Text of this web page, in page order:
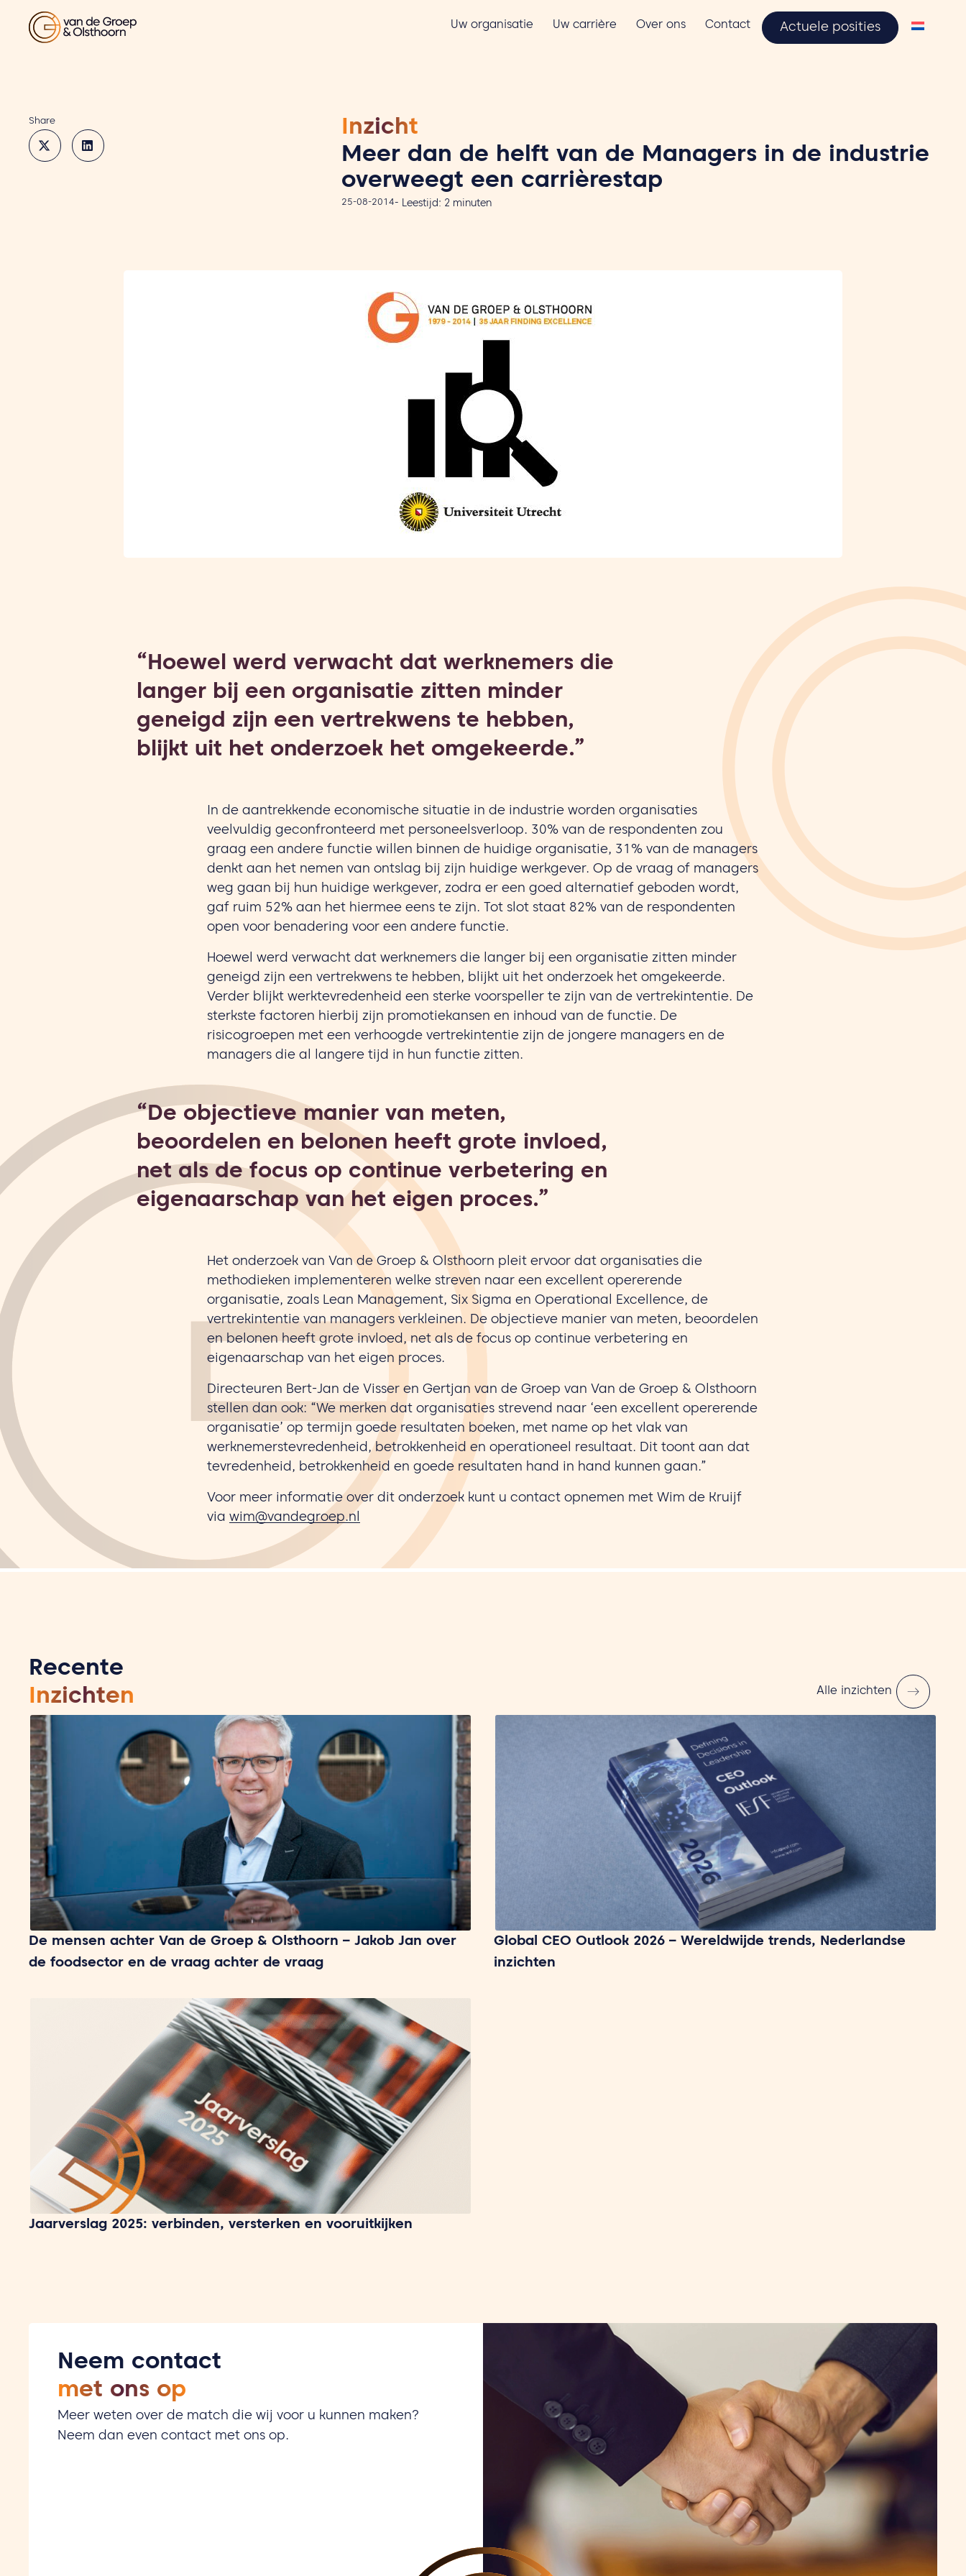
Uw organisatie Uw carrière Over ons Contact Actuele posities
Share
Inzicht
Meer dan de helft van de Managers in de industrie
overweegt een carrièrestap
25-08-2014- Leestijd: 2 minuten
“Hoewel werd verwacht dat werknemers die
langer bij een organisatie zitten minder
geneigd zijn een vertrekwens te hebben,
blijkt uit het onderzoek het omgekeerde.”
In de aantrekkende economische situatie in de industrie worden organisaties
veelvuldig geconfronteerd met personeelsverloop. 30% van de respondenten zou
graag een andere functie willen binnen de huidige organisatie, 31% van de managers
denkt aan het nemen van ontslag bij zijn huidige werkgever. Op de vraag of managers
weg gaan bij hun huidige werkgever, zodra er een goed alternatief geboden wordt,
gaf ruim 52% aan het hiermee eens te zijn. Tot slot staat 82% van de respondenten
open voor benadering voor een andere functie.
Hoewel werd verwacht dat werknemers die langer bij een organisatie zitten minder
geneigd zijn een vertrekwens te hebben, blijkt uit het onderzoek het omgekeerde.
Verder blijkt werktevredenheid een sterke voorspeller te zijn van de vertrekintentie. De
sterkste factoren hierbij zijn promotiekansen en inhoud van de functie. De
risicogroepen met een verhoogde vertrekintentie zijn de jongere managers en de
managers die al langere tijd in hun functie zitten.
“De objectieve manier van meten,
beoordelen en belonen heeft grote invloed,
net als de focus op continue verbetering en
eigenaarschap van het eigen proces.”
Het onderzoek van Van de Groep & Olsthoorn pleit ervoor dat organisaties die
methodieken implementeren welke streven naar een excellent opererende
organisatie, zoals Lean Management, Six Sigma en Operational Excellence, de
vertrekintentie van managers verkleinen. De objectieve manier van meten, beoordelen
en belonen heeft grote invloed, net als de focus op continue verbetering en
eigenaarschap van het eigen proces.
Directeuren Bert-Jan de Visser en Gertjan van de Groep van Van de Groep & Olsthoorn
stellen dan ook: “We merken dat organisaties strevend naar ‘een excellent opererende
organisatie’ op termijn goede resultaten boeken, met name op het vlak van
werknemerstevredenheid, betrokkenheid en operationeel resultaat. Dit toont aan dat
tevredenheid, betrokkenheid en goede resultaten hand in hand kunnen gaan.”
Voor meer informatie over dit onderzoek kunt u contact opnemen met Wim de Kruijf
via wim@vandegroep.nl
Recente
Inzichten Alle inzichten
De mensen achter Van de Groep & Olsthoorn – Jakob Jan over
de foodsector en de vraag achter de vraag
Global CEO Outlook 2026 – Wereldwijde trends, Nederlandse
inzichten
Jaarverslag 2025: verbinden, versterken en vooruitkijken
Neem contact
met ons op
Meer weten over de match die wij voor u kunnen maken?
Neem dan even contact met ons op.